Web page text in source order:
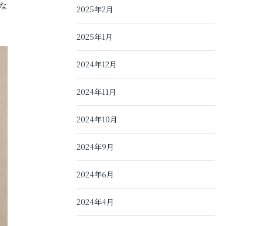
2025年2月
2025年1月
2024年12月
2024年11月
2024年10月
2024年9月
2024年6月
2024年4月